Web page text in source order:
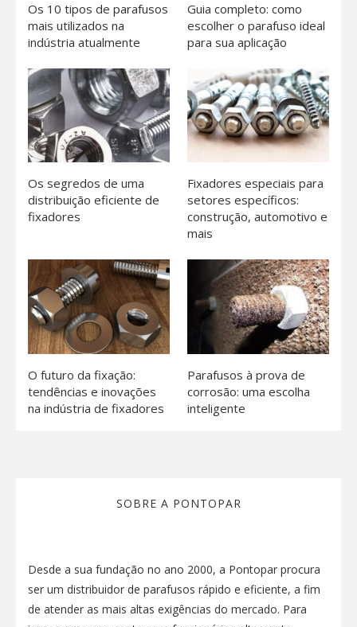
Os 10 tipos de parafusos
mais utilizados na
indústria atualmente
Guia completo: como
escolher o parafuso ideal
para sua aplicação
Os segredos de uma
distribuição eficiente de
fixadores
Fixadores especiais para
setores específicos:
construção, automotivo e
mais
O futuro da fixação:
tendências e inovações
na indústria de fixadores
Parafusos à prova de
corrosão: uma escolha
inteligente
SOBRE A PONTOPAR
Desde a sua fundação no ano 2000, a Pontopar procura
ser um distribuidor de parafusos rápido e eficiente, a fim
de atender as mais altas exigências do mercado. Para